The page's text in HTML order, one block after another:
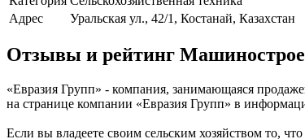
Адрес
Уральская ул., 42/1, Костанай, Казахстан
Отзывы и рейтинг
«Евразия Групп» - компания, занимающаяся
на странице компании «Евразия Групп» в
Если вы владеете своим сельским хозяйством то,